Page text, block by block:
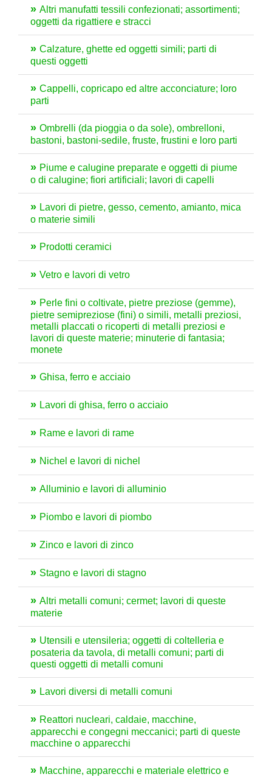
Altri manufatti tessili confezionati; assortimenti;
oggetti da rigattiere e stracci
Calzature, ghette ed oggetti simili; parti di
questi oggetti
Cappelli, copricapo ed altre acconciature; loro
parti
Ombrelli (da pioggia o da sole), ombrelloni,
bastoni, bastoni-sedile, fruste, frustini e loro parti
Piume e calugine preparate e oggetti di piume
o di calugine; fiori artificiali; lavori di capelli
Lavori di pietre, gesso, cemento, amianto, mica
o materie simili
Prodotti ceramici
Vetro e lavori di vetro
Perle fini o coltivate, pietre preziose (gemme),
pietre semipreziose (fini) o simili, metalli preziosi,
metalli placcati o ricoperti di metalli preziosi e
lavori di queste materie; minuterie di fantasia;
monete
Ghisa, ferro e acciaio
Lavori di ghisa, ferro o acciaio
Rame e lavori di rame
Nichel e lavori di nichel
Alluminio e lavori di alluminio
Piombo e lavori di piombo
Zinco e lavori di zinco
Stagno e lavori di stagno
Altri metalli comuni; cermet; lavori di queste
materie
Utensili e utensileria; oggetti di coltelleria e
posateria da tavola, di metalli comuni; parti di
questi oggetti di metalli comuni
Lavori diversi di metalli comuni
Reattori nucleari, caldaie, macchine,
apparecchi e congegni meccanici; parti di queste
macchine o apparecchi
Macchine, apparecchi e materiale elettrico e